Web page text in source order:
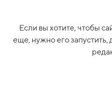
Если вы хотите, чтобы
еще, нужно его запустить,